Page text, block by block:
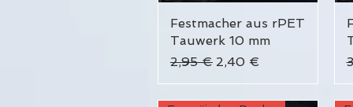
Schnellansicht
Festmacher aus rPET
Tauwerk 10 mm
Standardpreis
2,95 € Sale-Preis
2,40 €